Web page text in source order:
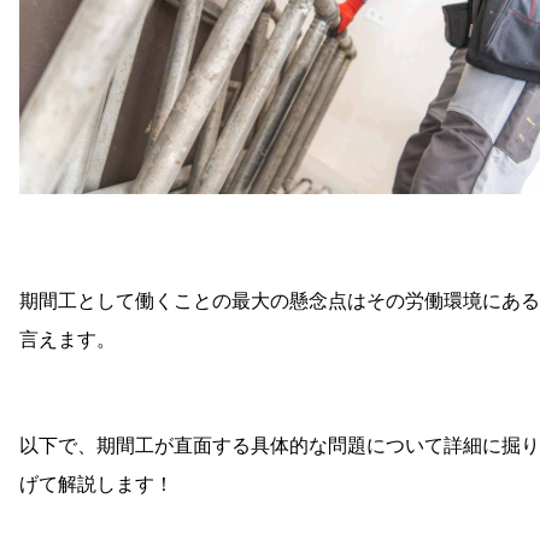
期間工として働くことの最大の懸念点はその労働環境にあ
言えます。
以下で、期間工が直面する具体的な問題について詳細に掘
げて解説します！